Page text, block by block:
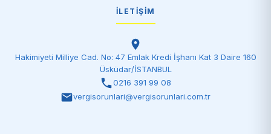
İLETIŞIM
Hakimiyeti Milliye Cad. No: 47 Emlak Kredi İşhanı Kat 3 Daire 160
Üsküdar/İSTANBUL
0216 391 99 08
vergisorunlari@vergisorunlari.com.tr